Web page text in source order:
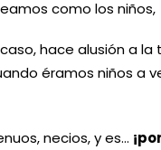
como los niños,
hace alusión a
éramos niños a
necios, y es…